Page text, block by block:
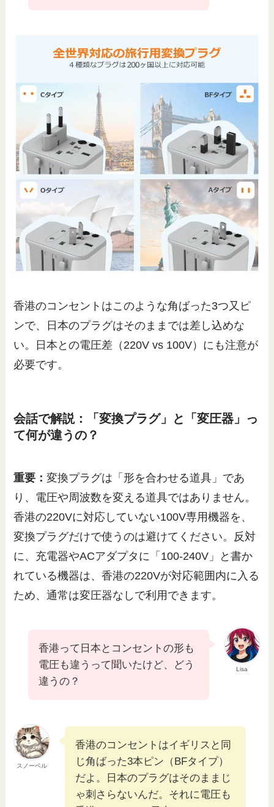
香港のコンセントはこのような角ばった3つ又ピ
ンで、日本のプラグはそのままでは差し込めな
い。日本との電圧差（220V vs 100V）にも注意が
必要です。
会話で解説：「変換プラグ」と「変圧器」っ
て何が違うの？
重要：変換プラグは「形を合わせる道具」であ
り、電圧や周波数を変える道具ではありません。
香港の220Vに対応していない100V専用機器を、
変換プラグだけで使うのは避けてください。反対
に、充電器やACアダプタに「100-240V」と書か
れている機器は、香港の220Vが対応範囲内に入る
ため、通常は変圧器なしで利用できます。
Lisa
香港って日本とコンセントの形も
電圧も違うって聞いたけど、どう
違うの？
スノーベル
香港のコンセントはイギリスと同
じ角ばった3本ピン（BFタイプ）
だよ。日本のプラグはそのままじ
ゃ刺さらないんだ。それに電圧も